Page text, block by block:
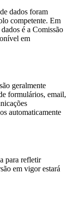
dados foram
competente. Em
é a Comissão
em
geralmente
formulários, email,
automaticamente
para refletir
em vigor estará